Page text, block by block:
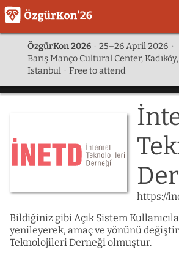
ÖzgürKon 2026 · 25–26 April 2026 ·
Barış Manço Cultural Center, Kadıköy,
Istanbul · Free to attend
https://
Bildiğiniz gibi Açık Sistem
yenileyerek, amaç ve yönünü
Teknolojileri Derneği olmuştur.